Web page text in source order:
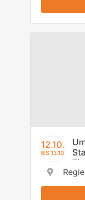
12.10.
BIS 13.10.